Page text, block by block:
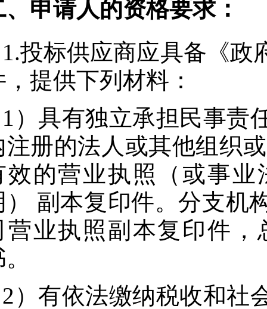
、申请人的资格要求：
1.投标供应商应具备《政
，提供下列材料：
1）具有独立承担民事责
注册的法人或其他组织
效的营业执照（或事
） 副本复印件。分支机
营业执照副本复印件
2）有依法缴纳税收和社